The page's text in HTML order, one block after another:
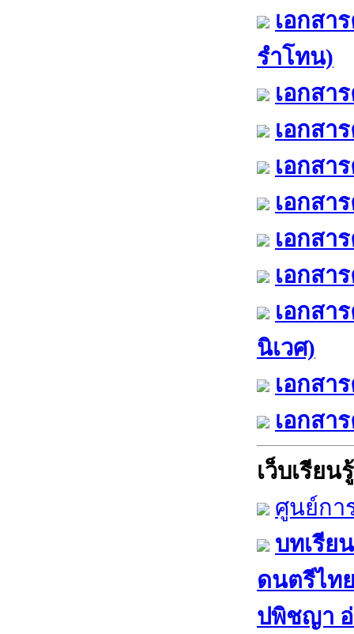
เอกสา
รำโทน)
เอกสา
เอกสา
เอกสา
เอกสา
เอกสา
เอกสา
เอกสา
นิเวศ)
เอกสา
เอกสา
เว็บเรียนรู้
ศูนย์กา
บทเรีย
ดนตรีไท
ปพิชญา​ อ่